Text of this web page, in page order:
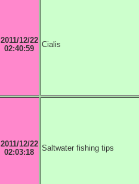
2011/12/22
02:40:59
Cialis
2011/12/22
02:03:18
Saltwater fishing tips